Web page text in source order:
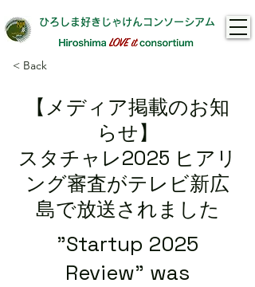
ひろしま好きじゃけんコンソーシアム
< Back
【メディア掲載のお知
らせ】
スタチャレ2025 ヒアリ
ング審査がテレビ新広
島で放送されました
"Startup 2025
Review" was